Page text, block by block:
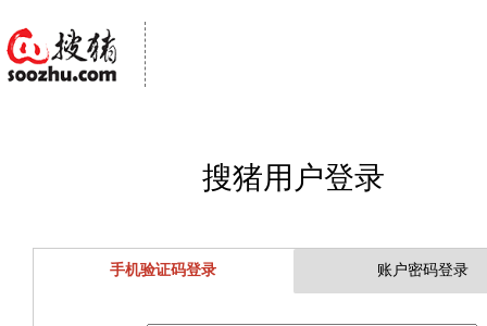
搜猪用户登录
手机验证码登录 账户密码登录